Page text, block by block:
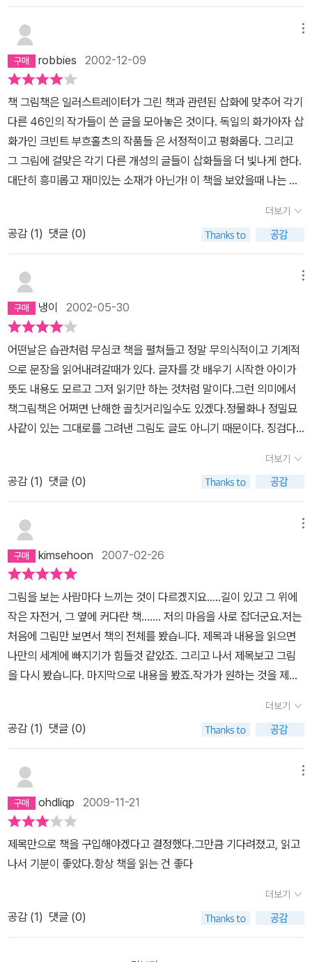
적이 되어간다. 희미하게 어른거리고, 불안하며, 비현실적이면서도
동시에 번뜩이는 형안의 정확성을 가지고 있다. 빛은 점점 더 강렬해
점점 더 원천으로 다가가고 있다. 세상 사람들은 크빈트 부흐홀츠가
점점 더 성장하리라고 생각한다. 그러나 아니다. 성장하는 것은 그의
그림들인 것이다. 크빈트 부흐홀츠는 점차로 사라져 가고 있다. 나는
그것을 느낀다. 최근의 그림들은 거의 아무런 자기 의식도 없이 그려
졌다. 곧 화필을 쥐고 있는 손만 남게 될 것이다. 그 다음에은 그림만
남을 것이다. 마지막으로는 그것마저도 없어지고, 아마 빛만 있게 될
것이다.' 115pg
서라는 얘기는 아니다. 다만, 불란서 영화의 난해함과 안드레이 타르
코프스키 영화의 지루함을 극도로 싫어하는 독자에게는 권할 만 하지
않다. ^^;;그림은 어떠하냐고? 감정이입이 절제된 쇠라 풍의 정서와
시 공간을 초월하는 신비한 달리의 화풍을 반반씩 섞어 놓은 듯한 그
림은 글 없이도 많은 것을 이야기해준다. 때문에 소장하기 보다, 누군
가에게 선물을 하면 아주~ 폼이 날 듯 하다. 단, 읽지는 말고서! ^^;;;
robbies 2002-12-09
책 그림책은 일러스트레이터가 그린 책과 관련된 삽화에 맞추어 각기
다른 46인의 작가들이 쓴 글을 모아놓은 것이다. 독일의 화가아자 삽
화가인 크빈트 부흐홀츠의 작품들 은 서정적이고 평화롭다. 그리고
그 그림에 걸맞은 각기 다른 개성의 글들이 삽화들을 더 빛나게 한다.
대단히 흥미롭고 재미있는 소재가 아닌가! 이 책을 보았을때 나는 주
더보기
공감 (1) 댓글 (0)
냉이 2002-05-30
어떤날은 습관처럼 무심코 책을 펼쳐들고 정말 무의식적이고 기계적
으로 문장을 읽어내려갈때가 있다. 글자를 갓 배우기 시작한 아이가
뜻도 내용도 모르고 그저 읽기만 하는 것처럼 말이다.그런 의미에서
책그림책은 어쩌면 난해한 골칫거리일수도 있겠다.정물화나 정밀묘
사같이 있는 그대로를 그려낸 그림도 글도 아니기 때문이다. 징검다
고 상상하며 '감상'이라는 것으로 시간을 채울수 있게 하는 것이다.말
대로 생각을 하게 하는 그림이 있는 책이다. 그리고 내가 왜 책을 읽는
지 책을 읽으며 느끼는 것이 무엇인지를 독자 스스로가 알아가게 한
다.마치 서로 생각하는 바를 이야기 하고 있는 기분이 든다.그렇게 책
장을 넘기며 미술관의 그림 전시를 보듯 천천히 느낄수 있는 바쁜 세
상에 조금은 사치스러울수 있는 여유를 갖게 해준다.글과 그림이 하
나로 어우러져 어느것이 먼저이고 나중인지 없이 하나의 작품(?)으
로 존재하고 있음이 너무나 놀랍다. 시간을 좀더 투자해서 잘 읽으면
조용한 미술관에서 혼자 여유있게 그림을 감상 하는 것같이 많은 것
을 느낄 수 있겠지만 잘못하면 단체 관광객에 떠밀려 뭘 봤는지 모르
게 그저 들어갔다 나왔다는 생각이 들 책이다.
더보기
공감 (1) 댓글 (0)
kimsehoon 2007-02-26
그림을 보는 사람마다 느끼는 것이 다르겠지요.....길이 있고 그 위에
작은 자전거, 그 옆에 커다란 책....... 저의 마음을 사로 잡더군요.저는
처음에 그림만 보면서 책의 전체를 봤습니다. 제목과 내용을 읽으면
나만의 세계에 빠지기가 힘들것 같았죠. 그리고 나서 제목보고 그림
을 다시 봤습니다. 마지막으로 내용을 봤죠.작가가 원하는 것을 제가
더보기
공감 (1) 댓글 (0)
ohdliqp 2009-11-21
제목만으로 책을 구입해야겠다고 결정했다.그만큼 기다려졌고, 읽고
나서 기분이 좋았다.항상 책을 읽는 건 좋다
더보기
공감 (1) 댓글 (0)